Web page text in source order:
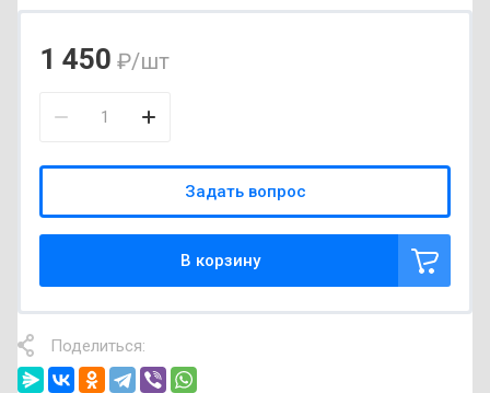
1 450 ₽/шт
В корзину
Задать вопрос
Поделиться: